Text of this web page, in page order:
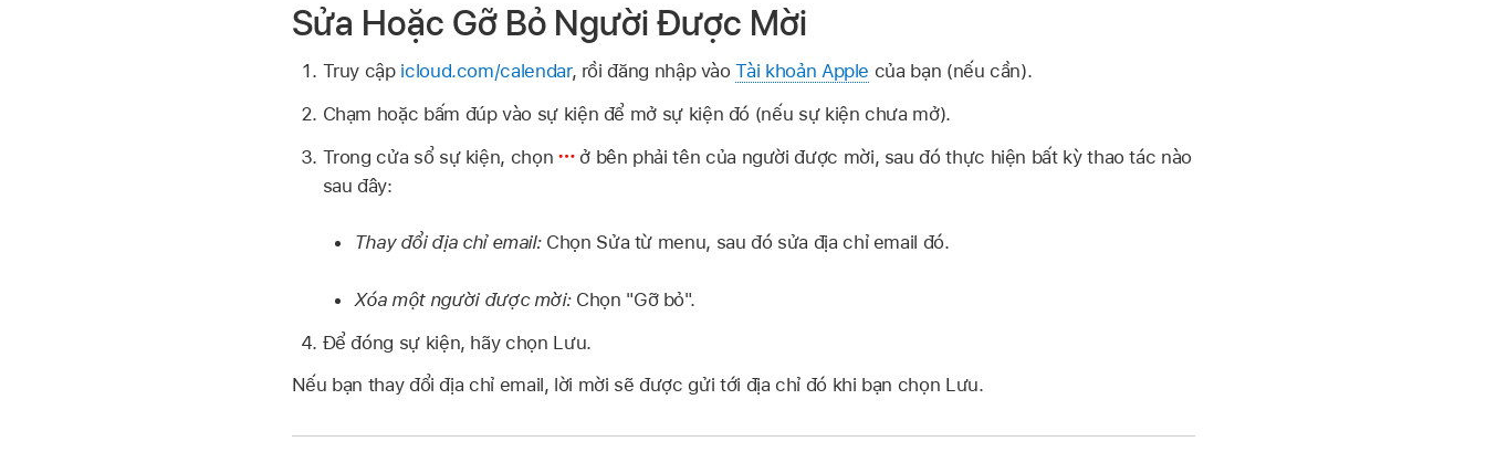
Sửa Hoặc Gỡ Bỏ Người Được Mời
Truy cập icloud.com/calendar, rồi đăng nhập vàoTài khoản Apple của bạn (nếu cần).
Chạm hoặc bấm đúp vào sự kiện để mở sự kiện đó (nếu sự kiện chưa mở).
Trong cửa sổ sự kiện, chọn
ở bên phải tên của người được mời, sau đó thực hiện bất kỳ thao tác nào
sau đây:
Thay đổi địa chỉ email: Chọn Sửa từ menu, sau đó sửa địa chỉ email đó.
Xóa một người được mời: Chọn "Gỡ bỏ".
Để đóng sự kiện, hãy chọn Lưu.
Nếu bạn thay đổi địa chỉ email, lời mời sẽ được gửi tới địa chỉ đó khi bạn chọn Lưu.